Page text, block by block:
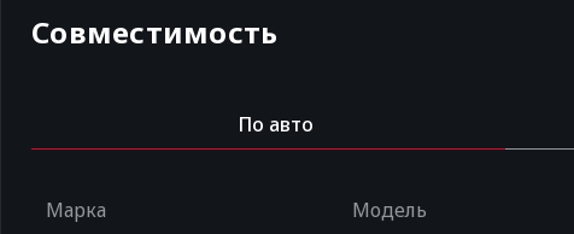
Совместимость
По авто
Марка Модель